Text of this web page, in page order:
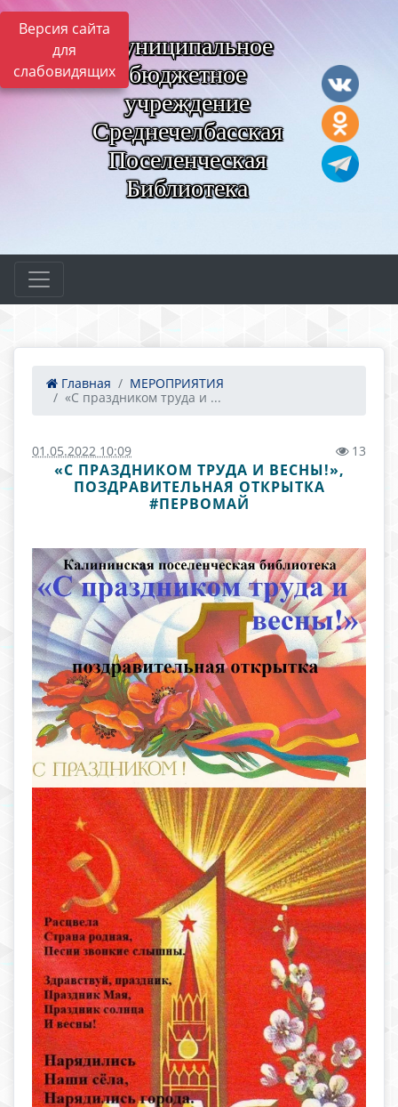
Версия сайта
для
слабовидящих
Муниципальное
бюджетное
учреждение
Среднечелбасская
Поселенческая
Библиотека
Главная
МЕРОПРИЯТИЯ
«С праздником труда и ...
01.05.2022 10:09 13
«С ПРАЗДНИКОМ ТРУДА И ВЕСНЫ!»,
ПОЗДРАВИТЕЛЬНАЯ ОТКРЫТКА
#ПЕРВОМАЙ